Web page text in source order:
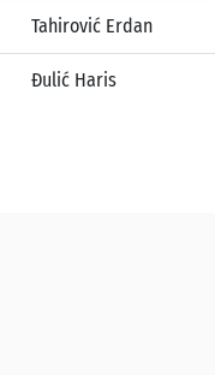
Tahirović Erdan
Đulić Haris